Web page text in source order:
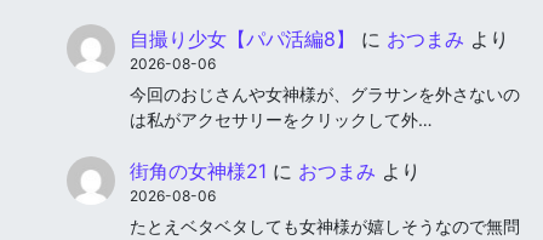
自撮り少女【パパ活編8】 に おつまみ より
2026-08-06
今回のおじさんや女神様が、グラサンを外さないの
は私がアクセサリーをクリックして外…
街角の女神様21 に おつまみ より
2026-08-06
たとえベタベタしても女神様が嬉しそうなので無問